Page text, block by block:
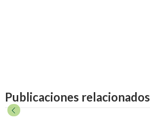
Publicaciones relacionados